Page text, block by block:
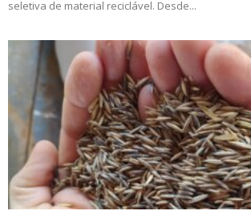
seletiva de material reciclável. Desde...